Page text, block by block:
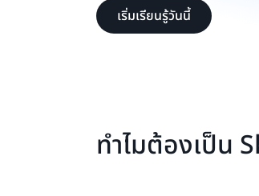
เริ่มเรียนรู้วันนี้
ทำไมต้องเป็น